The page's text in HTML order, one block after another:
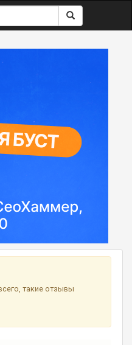
такие отзывы